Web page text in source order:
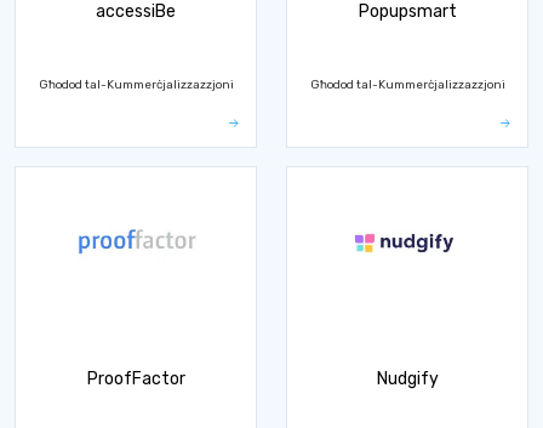
accessiBe
Għodod tal-Kummerċjalizzazzjoni
Popupsmart
Għodod tal-Kummerċjalizzazzjoni
ProofFactor Nudgify